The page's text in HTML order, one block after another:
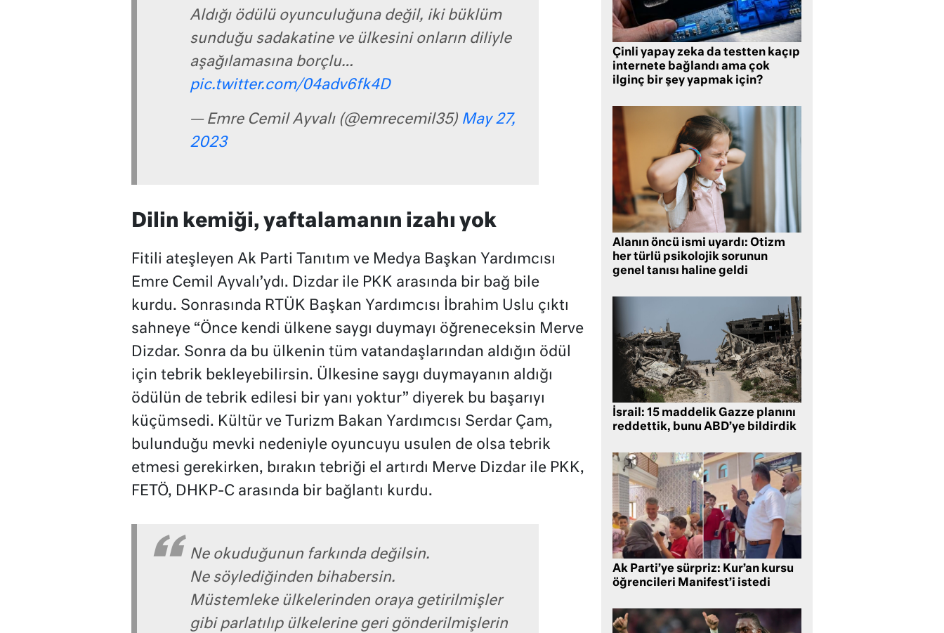
Aldığı ödülü oyunculuğuna değil, iki büklüm
sunduğu sadakatine ve ülkesini onların diliyle
aşağılamasına borçlu…
pic.twitter.com/04adv6fk4D
— Emre Cemil Ayvalı (@emrecemil35) May 27,
2023
Dilin kemiği, yaftalamanın izahı yok
Fitili ateşleyen Ak Parti Tanıtım ve Medya Başkan Yardımcısı
Emre Cemil Ayvalı’ydı. Dizdar ile PKK arasında bir bağ bile
kurdu. Sonrasında RTÜK Başkan Yardımcısı İbrahim Uslu çıktı
sahneye “Önce kendi ülkene saygı duymayı öğreneceksin Merve
Dizdar. Sonra da bu ülkenin tüm vatandaşlarından aldığın ödül
için tebrik bekleyebilirsin. Ülkesine saygı duymayanın aldığı
ödülün de tebrik edilesi bir yanı yoktur” diyerek bu başarıyı
küçümsedi. Kültür ve Turizm Bakan Yardımcısı Serdar Çam,
bulunduğu mevki nedeniyle oyuncuyu usulen de olsa tebrik
etmesi gerekirken, bırakın tebriği el artırdı Merve Dizdar ile PKK,
FETÖ, DHKP-C arasında bir bağlantı kurdu.
Ne okuduğunun farkında değilsin.
Ne söylediğinden bihabersin.
Müstemleke ülkelerinden oraya getirilmişler
gibi parlatılıp ülkelerine geri gönderilmişlerin
Çinli yapay zeka da testten kaçıp
internete bağlandı ama çok
ilginç bir şey yapmak için?
Alanın öncü ismi uyardı: Otizm
her türlü psikolojik sorunun
genel tanısı haline geldi
İsrail: 15 maddelik Gazze planını
reddettik, bunu ABD’ye bildirdik
Ak Parti’ye sürpriz: Kur’an kursu
öğrencileri Manifest’i istedi